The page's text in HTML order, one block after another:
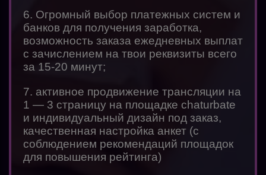
6. Огромный выбор платежных систем и
банков для получения заработка,
возможность заказа ежедневных выплат
с зачислением на твои реквизиты всего
за 15-20 минут;
7. активное продвижение трансляции на
1 — 3 страницу на площадке chaturbate
и индивидуальный дизайн под заказ,
качественная настройка анкет (с
соблюдением рекомендаций площадок
для повышения рейтинга)